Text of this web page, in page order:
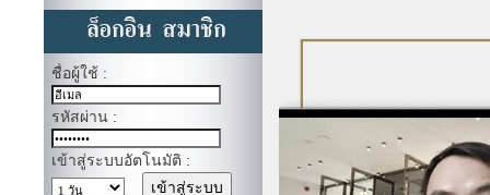
ชื่อผู้ใช้ :
รหัสผ่าน :
เข้าสู่ระบบอัตโนมัติ :